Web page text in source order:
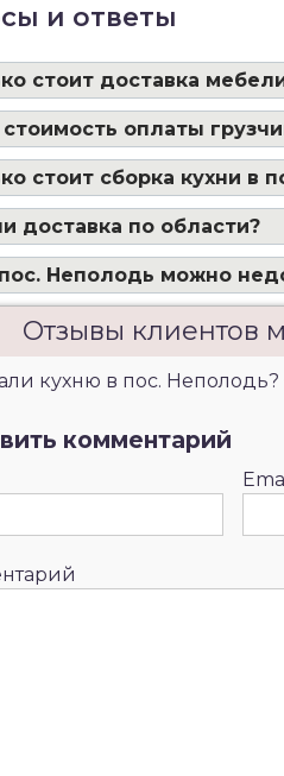
и ответы
стоит доставка
стоимость оплаты
стоит сборка кухни в
доставка по области?
Неполодь можно
Отзывы клиентов
кухню в пос. Неполодь?
комментарий